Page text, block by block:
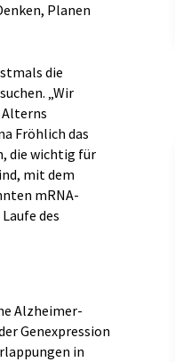
Planen
die
„Wir
Alterns
Fröhlich das
die wichtig für
mit dem
mRNA-
des
Alzheimer-
Genexpression
in